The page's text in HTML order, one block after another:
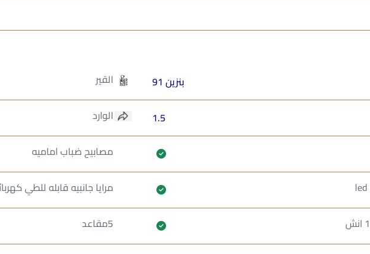
بنزين 91 القير
1.5 الوارد
مصابيح ضباب اماميه
مرايا جانبيه قابله للطي
5مقاعد